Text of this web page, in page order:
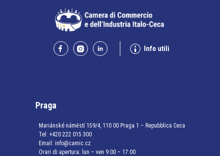
Info utili
Praga
Mariánské náměstí 159/4, 110 00 Praga 1 – Repubblica Ceca
Tel: +420 222 015 300
Email: info@camic.cz
Orari di apertura: lun – ven 9:00 – 17:00